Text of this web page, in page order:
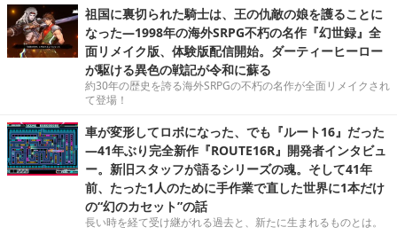
祖国に裏切られた騎士は、王の仇敵の娘を護ることに
なった―1998年の海外SRPG不朽の名作『幻世録』全
面リメイク版、体験版配信開始。ダーティーヒーロー
が駆ける異色の戦記が令和に蘇る
約30年の歴史を誇る海外SRPGの不朽の名作が全面リメイクされ
て登場！
車が変形してロボになった、でも『ルート16』だった
―41年ぶり完全新作『ROUTE16R』開発者インタビュ
ー。新旧スタッフが語るシリーズの魂。そして41年
前、たった1人のために手作業で直した世界に1本だけ
の“幻のカセット”の話
長い時を経て受け継がれる過去と、新たに生まれるものとは。